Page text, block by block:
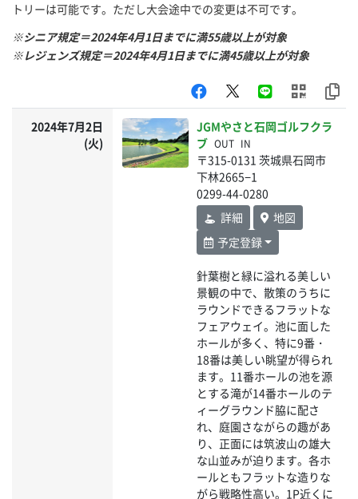
トリーは可能です。ただし大会途中での変更は不可です。
※シニア規定＝2024年4月1日までに満55歳以上が対象
※レジェンズ規定＝2024年4月1日までに満45歳以上が対象
2024年7月2日
(火)
JGMやさと石岡ゴルフクラ
ブ OUT IN
〒315-0131 茨城県石岡市
下林2665−1
0299-44-0280
詳細
地図
予定登録
針葉樹と緑に溢れる美しい
景観の中で、散策のうちに
ラウンドできるフラットな
フェアウェイ。池に面した
ホールが多く、特に9番・
18番は美しい眺望が得られ
ます。11番ホールの池を源
とする滝が14番ホールのテ
ィーグラウンド脇に配さ
れ、庭園さながらの趣があ
り、正面には筑波山の雄大
な山並みが迫ります。各ホ
ールともフラットな造りな
がら戦略性高い。1P近くに